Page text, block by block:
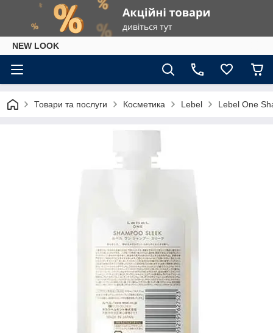
NEW LOOK
Товари та послуги Косметика Lebel Lebel One